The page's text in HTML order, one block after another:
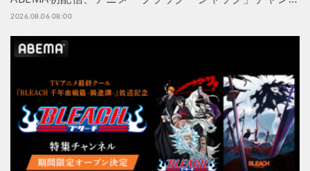
2026.08.06 08:00